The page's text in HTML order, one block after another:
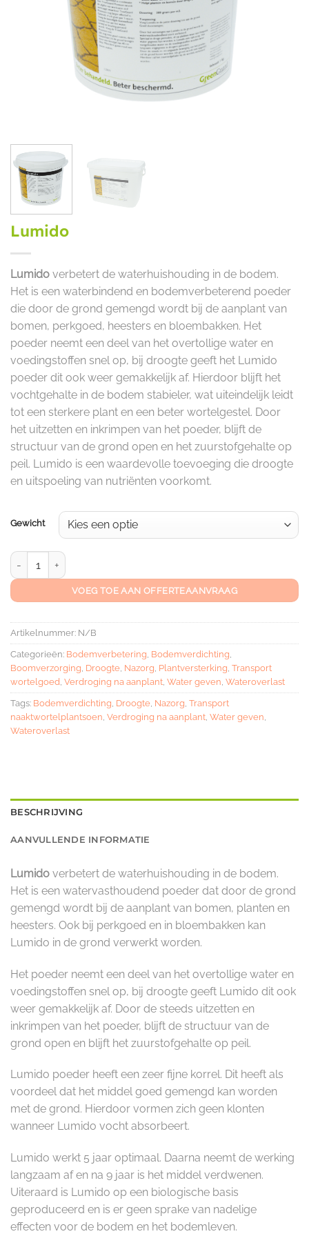
Lumido
Lumido verbetert de waterhuishouding in de bodem.
Het is een waterbindend en bodemverbeterend poeder
die door de grond gemengd wordt bij de aanplant van
bomen, perkgoed, heesters en bloembakken. Het
poeder neemt een deel van het overtollige water en
voedingstoffen snel op, bij droogte geeft het Lumido
poeder dit ook weer gemakkelijk af. Hierdoor blijft het
vochtgehalte in de bodem stabieler, wat uiteindelijk leidt
tot een sterkere plant en een beter wortelgestel. Door
het uitzetten en inkrimpen van het poeder, blijft de
structuur van de grond open en het zuurstofgehalte op
peil. Lumido is een waardevolle toevoeging die droogte
en uitspoeling van nutriënten voorkomt.
Gewicht
Lumido aantal
VOEG TOE AAN OFFERTEAANVRAAG
Artikelnummer: N/B
Categorieën: Bodemverbetering, Bodemverdichting,
Boomverzorging, Droogte, Nazorg, Plantversterking, Transport
wortelgoed, Verdroging na aanplant, Water geven, Wateroverlast
Tags: Bodemverdichting, Droogte, Nazorg, Transport
naaktwortelplantsoen, Verdroging na aanplant, Water geven,
Wateroverlast
BESCHRIJVING
AANVULLENDE INFORMATIE
Lumido verbetert de waterhuishouding in de bodem.
Het is een watervasthoudend poeder dat door de grond
gemengd wordt bij de aanplant van bomen, planten en
heesters. Ook bij perkgoed en in bloembakken kan
Lumido in de grond verwerkt worden.
Het poeder neemt een deel van het overtollige water en
voedingstoffen snel op, bij droogte geeft Lumido dit ook
weer gemakkelijk af. Door de steeds uitzetten en
inkrimpen van het poeder, blijft de structuur van de
grond open en blijft het zuurstofgehalte op peil.
Lumido poeder heeft een zeer fijne korrel. Dit heeft als
voordeel dat het middel goed gemengd kan worden
met de grond. Hierdoor vormen zich geen klonten
wanneer Lumido vocht absorbeert.
Lumido werkt 5 jaar optimaal. Daarna neemt de werking
langzaam af en na 9 jaar is het middel verdwenen.
Uiteraard is Lumido op een biologische basis
geproduceerd en is er geen sprake van nadelige
effecten voor de bodem en het bodemleven.